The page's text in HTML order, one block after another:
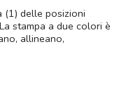
(1) delle posizioni
stampa a due colori è
allineano,